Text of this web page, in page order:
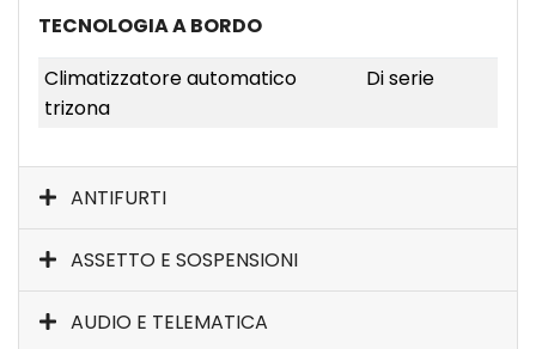
TECNOLOGIA A BORDO
Climatizzatore automatico
trizona
Di serie
ANTIFURTI
ASSETTO E SOSPENSIONI
AUDIO E TELEMATICA